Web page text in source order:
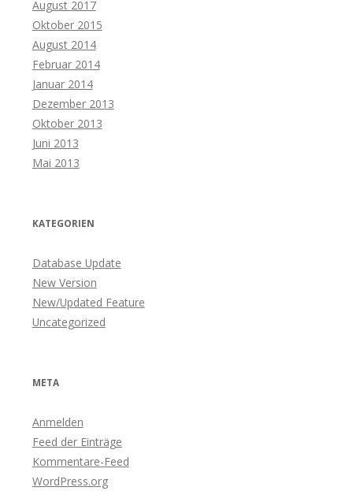
August 2017
Oktober 2015
August 2014
Februar 2014
Januar 2014
Dezember 2013
Oktober 2013
Juni 2013
Mai 2013
KATEGORIEN
Database Update
New Version
New/Updated Feature
Uncategorized
META
Anmelden
Feed der Einträge
Kommentare-Feed
WordPress.org